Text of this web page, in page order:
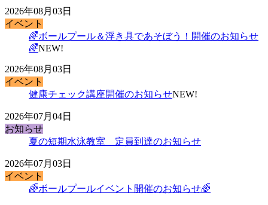
2026年08月03日
イベント
🌈ボールプール＆浮き具であそぼう！開催のお知らせ
🌈NEW!
2026年08月03日
イベント
健康チェック講座開催のお知らせNEW!
2026年07月04日
お知らせ
夏の短期水泳教室 定員到達のお知らせ
2026年07月03日
イベント
🌈ボールプールイベント開催のお知らせ🌈